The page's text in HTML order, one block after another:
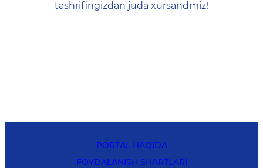
tashrifingizdan juda xursandmiz!
PORTAL HAQIDA
FOYDALANISH SHARTLARI